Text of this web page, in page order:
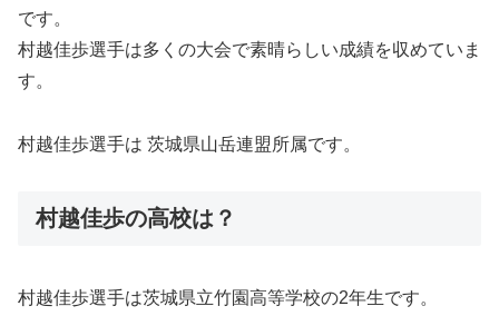
です。
村越佳歩選手は多くの大会で素晴らしい成績を収めていま
す。
村越佳歩選手は 茨城県山岳連盟所属です。
村越佳歩の高校は？
村越佳歩選手は茨城県立竹園高等学校の2年生です。